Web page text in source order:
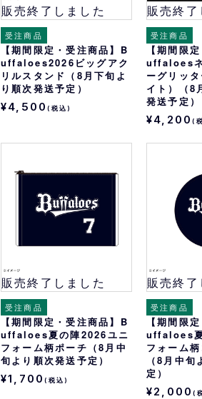
販売終了しました
受注商品
【期間限定・受注商品】B
uffaloes2026ビッグアク
リルスタンド（8月下旬よ
り順次発送予定）
¥4,500(税込)
販売終了
受注商品
【期間限
uffaloes
ーグリッ
イト）（8
発送予定）
¥4,200(
販売終了しました
受注商品
【期間限定・受注商品】B
uffaloes夏の陣2026ユニ
フォーム柄ポーチ（8月中
旬より順次発送予定）
¥1,700(税込)
販売終了
受注商品
【期間限
uffaloes
フォーム
（8月中
定）
¥2,000(